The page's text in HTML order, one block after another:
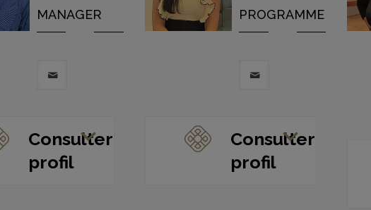
MANAGER
Consulter
profil
PROGRAMME
Consulter
profil